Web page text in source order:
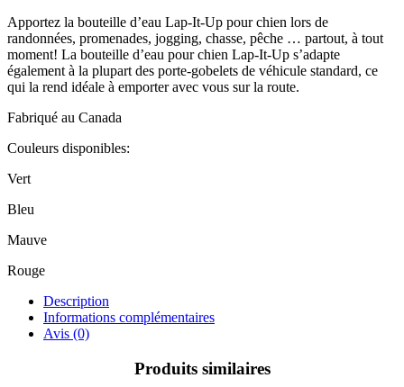
Apportez la bouteille d’eau Lap-It-Up pour chien lors de
randonnées, promenades, jogging, chasse, pêche … partout, à tout
moment! La bouteille d’eau pour chien Lap-It-Up s’adapte
également à la plupart des porte-gobelets de véhicule standard, ce
qui la rend idéale à emporter avec vous sur la route.
Fabriqué au Canada
Couleurs disponibles:
Vert
Bleu
Mauve
Rouge
Description
Informations complémentaires
Avis (0)
Produits similaires